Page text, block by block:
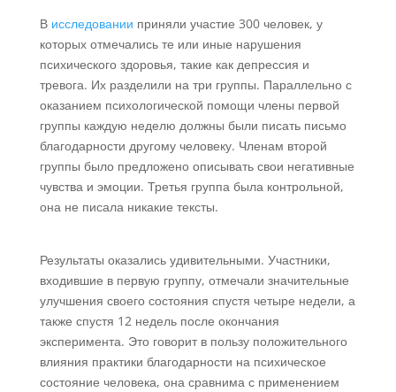
В исследовании приняли участие 300 человек, у
которых отмечались те или иные нарушения
психического здоровья, такие как депрессия и
тревога. Их разделили на три группы. Параллельно с
оказанием психологической помощи члены первой
группы каждую неделю должны были писать письмо
благодарности другому человеку. Членам второй
группы было предложено описывать свои негативные
чувства и эмоции. Третья группа была контрольной,
она не писала никакие тексты.
Результаты оказались удивительными. Участники,
входившие в первую группу, отмечали значительные
улучшения своего состояния спустя четыре недели, а
также спустя 12 недель после окончания
эксперимента. Это говорит в пользу положительного
влияния практики благодарности на психическое
состояние человека, она сравнима с применением